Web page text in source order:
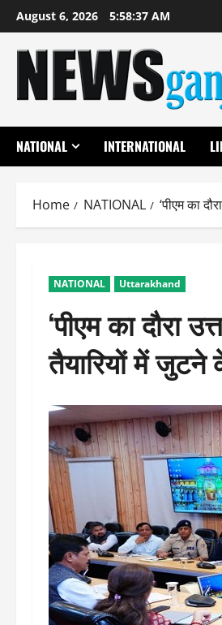
Skip
to
content
August 6, 2026 5:58:38 AM
NATIONAL INTERNATIONAL
Home NATIONAL ‘पीएम का
NATIONAL Uttarakhand
‘पीएम का दौरा
तैयारियों में जुटने